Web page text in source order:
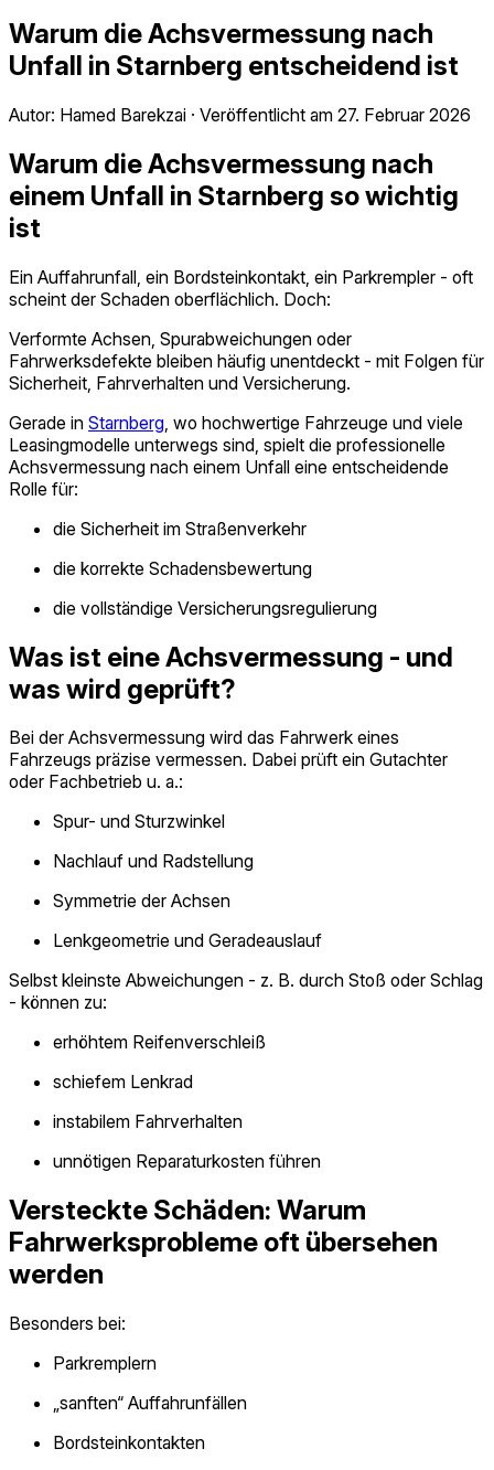
Warum die Achsvermessung nach
Unfall in Starnberg entscheidend ist
Autor: Hamed Barekzai · Veröffentlicht am 27. Februar 2026
Warum die Achsvermessung nach
einem Unfall in Starnberg so wichtig
ist
Ein Auffahrunfall, ein Bordsteinkontakt, ein Parkrempler - oft
scheint der Schaden oberflächlich. Doch:
Verformte Achsen, Spurabweichungen oder
Fahrwerksdefekte bleiben häufig unentdeckt - mit Folgen für
Sicherheit, Fahrverhalten und Versicherung.
Gerade in Starnberg , wo hochwertige Fahrzeuge und viele
Leasingmodelle unterwegs sind, spielt die professionelle
Achsvermessung nach einem Unfall eine entscheidende
Rolle für:
die Sicherheit im Straßenverkehr
die korrekte Schadensbewertung
die vollständige Versicherungsregulierung
Was ist eine Achsvermessung - und
was wird geprüft?
Bei der Achsvermessung wird das Fahrwerk eines
Fahrzeugs präzise vermessen. Dabei prüft ein Gutachter
oder Fachbetrieb u. a.:
Spur- und Sturzwinkel
Nachlauf und Radstellung
Symmetrie der Achsen
Lenkgeometrie und Geradeauslauf
Selbst kleinste Abweichungen - z. B. durch Stoß oder Schlag
- können zu:
erhöhtem Reifenverschleiß
schiefem Lenkrad
instabilem Fahrverhalten
unnötigen Reparaturkosten führen
Versteckte Schäden: Warum
Fahrwerksprobleme oft übersehen
werden
Besonders bei:
Parkremplern
„sanften“ Auffahrunfällen
Bordsteinkontakten